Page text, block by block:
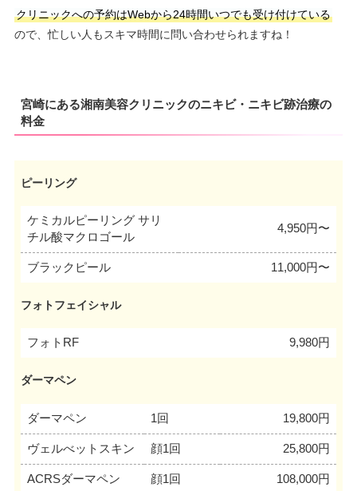
クリニックへの予約はWebから24時間いつでも受け付けている
ので、忙しい人もスキマ時間に問い合わせられますね！
宮崎にある湘南美容クリニックのニキビ・ニキビ跡治療の
料金
ピーリング
ケミカルピーリング サリ
チル酸マクロゴール
4,950円〜
ブラックピール 11,000円〜
フォトフェイシャル
フォトRF 9,980円
ダーマペン
ダーマペン 1回 19,800円
ヴェルべットスキン 顔1回 25,800円
ACRSダーマペン 顔1回 108,000円